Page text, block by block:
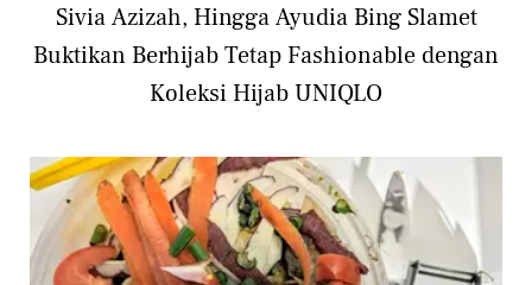
Sivia Azizah, Hingga Ayudia Bing Slamet
Buktikan Berhijab Tetap Fashionable dengan
Koleksi Hijab UNIQLO